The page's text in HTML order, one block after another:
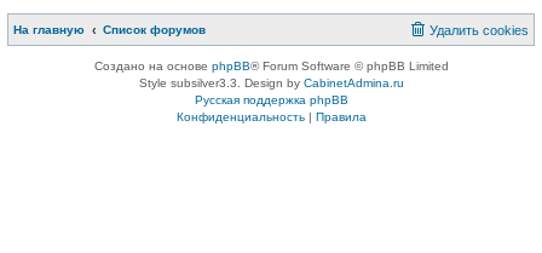
На главную Список форумов Удалить cookies
Создано на основе phpBB® Forum Software © phpBB Limited
Style subsilver3.3. Design by CabinetAdmina.ru
Русская поддержка phpBB
Конфиденциальность| Правила